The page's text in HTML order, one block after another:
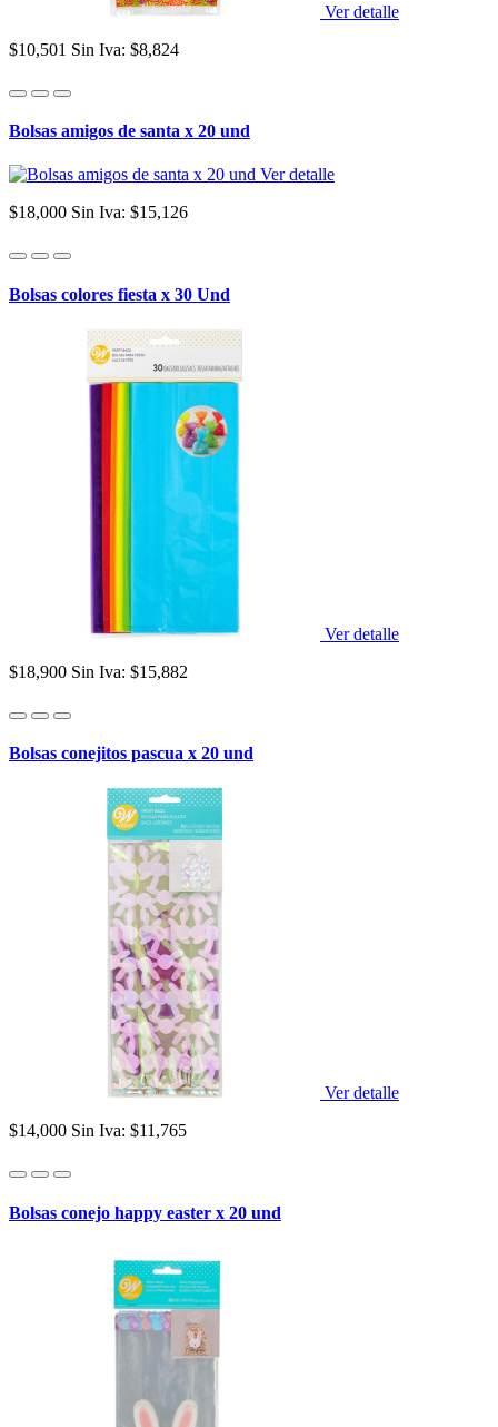
Ver detalle
$10,501 Sin Iva: $8,824
Bolsas amigos de santa x 20 und
Ver detalle
$18,000 Sin Iva: $15,126
Bolsas colores fiesta x 30 Und
Ver detalle
$18,900 Sin Iva: $15,882
Bolsas conejitos pascua x 20 und
Ver detalle
$14,000 Sin Iva: $11,765
Bolsas conejo happy easter x 20 und